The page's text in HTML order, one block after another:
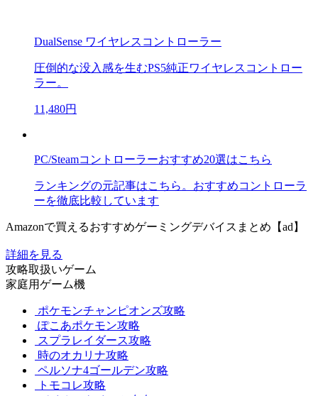
DualSense ワイヤレスコントローラー
圧倒的な没入感を生むPS5純正ワイヤレスコントロー
ラー。
11,480円
PC/Steamコントローラーおすすめ20選はこちら
ランキングの元記事はこちら。おすすめコントローラ
ーを徹底比較しています
Amazonで買えるおすすめゲーミングデバイスまとめ【ad】
詳細を見る
攻略取扱いゲーム
家庭用ゲーム機
ポケモンチャンピオンズ攻略
ぽこあポケモン攻略
スプラレイダース攻略
時のオカリナ攻略
ペルソナ4ゴールデン攻略
トモコレ攻略